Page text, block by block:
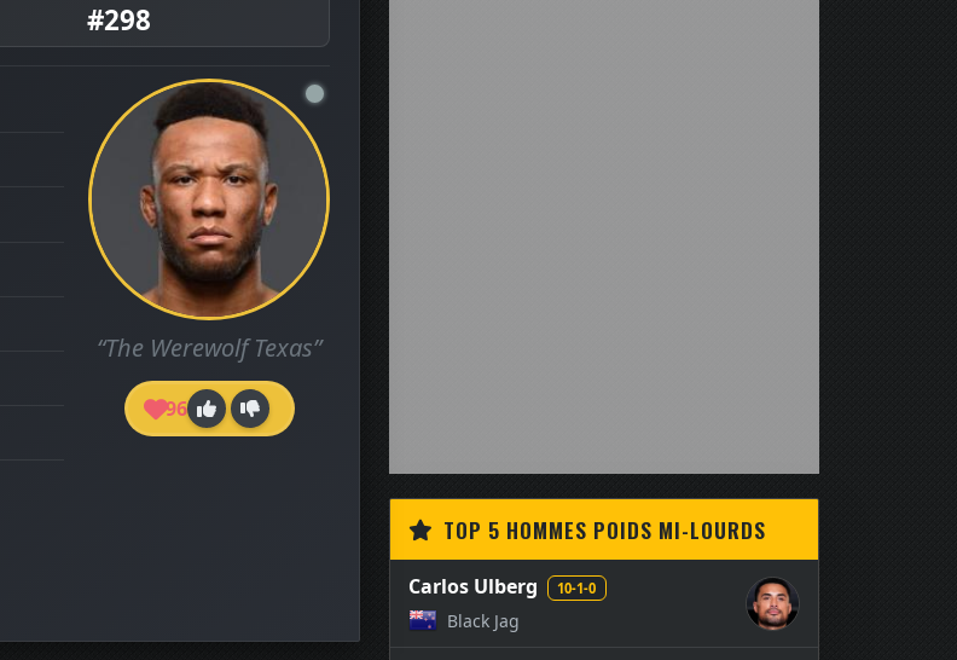
#298
“The Werewolf Texas”
96
TOP 5 HOMMES POIDS MI-LOURDS
Carlos Ulberg 10-1-0
Black Jag